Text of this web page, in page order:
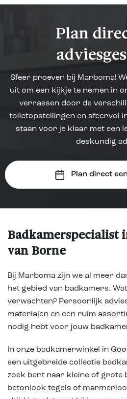
Plan
Sfeer proeven bij Marboma!
uit om een kijkje te nemen in
verrassen door de
toiletopstellingen en sfeervol
staan voor je klaar met een
deskundig
Plan direct
Badkamerspecialist
van Borne
Bij Marboma zijn we al meer
het gebied van badkamers.
verwachten? Persoonlijk
materialen en een ruim
nodig hebt voor jouw
In onze badkamerwinkel in
een uitgebreide collectie
zoek bent naar kleine of grote
betonlook tegels of